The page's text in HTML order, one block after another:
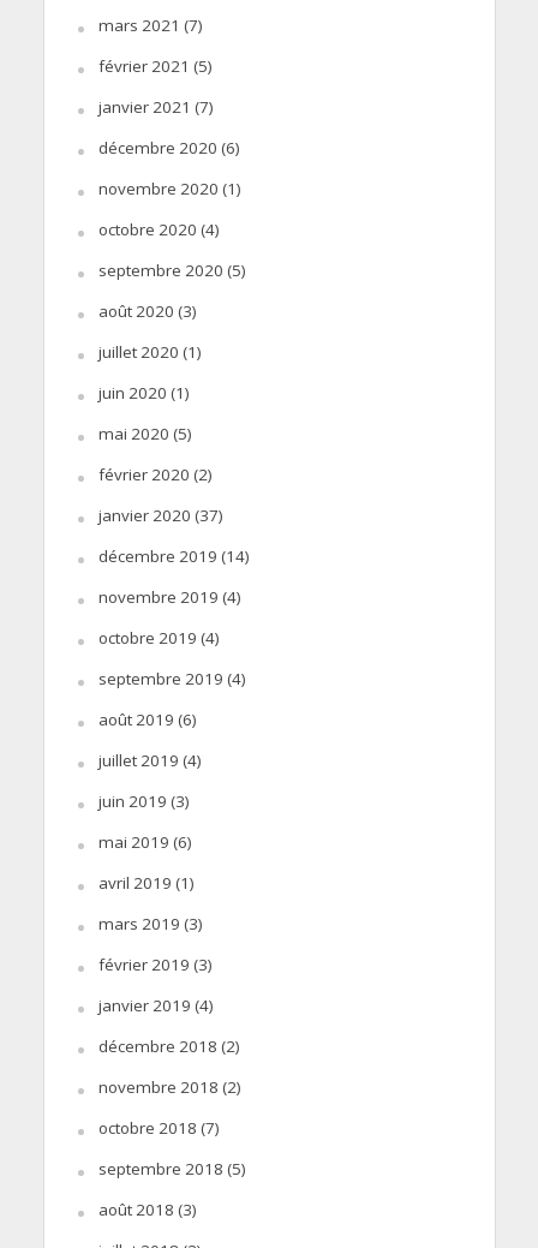
mars 2021 (7)
février 2021 (5)
janvier 2021 (7)
décembre 2020 (6)
novembre 2020 (1)
octobre 2020 (4)
septembre 2020 (5)
août 2020 (3)
juillet 2020 (1)
juin 2020 (1)
mai 2020 (5)
février 2020 (2)
janvier 2020 (37)
décembre 2019 (14)
novembre 2019 (4)
octobre 2019 (4)
septembre 2019 (4)
août 2019 (6)
juillet 2019 (4)
juin 2019 (3)
mai 2019 (6)
avril 2019 (1)
mars 2019 (3)
février 2019 (3)
janvier 2019 (4)
décembre 2018 (2)
novembre 2018 (2)
octobre 2018 (7)
septembre 2018 (5)
août 2018 (3)